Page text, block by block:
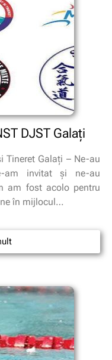
DJST Galaţi
Tineret Galaţi – Ne-au
invitat şi ne-au
am fost acolo pentru
în mijlocul…